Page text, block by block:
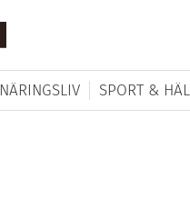
NÄRINGSLIV SPORT &